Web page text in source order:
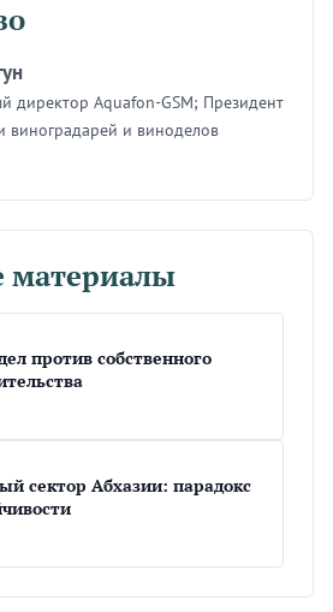
директор Aquafon-GSM; Президент
виноградарей и виноделов
материалы
против собственного
сектор Абхазии: парадокс